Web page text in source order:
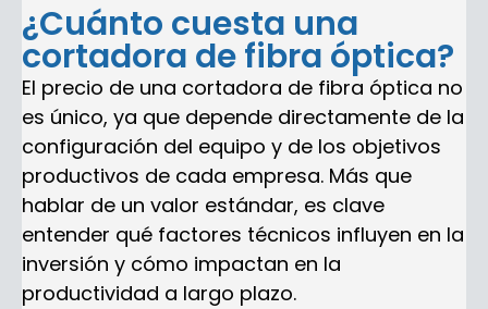
¿Cuánto cuesta una
cortadora de fibra óptica?
El precio de una cortadora de fibra óptica no
es único, ya que depende directamente de la
configuración del equipo y de los objetivos
productivos de cada empresa. Más que
hablar de un valor estándar, es clave
entender qué factores técnicos influyen en la
inversión y cómo impactan en la
productividad a largo plazo.